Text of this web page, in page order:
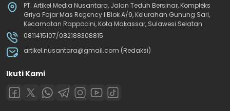
PT. Artikel Media Nusantara, Jalan Teduh Bersinar, Kompleks
Griya Fajar Mas Regency I Blok A/9, Kelurahan Gunung Sari,
Kecamatan Rappocini, Kota Makassar, Sulawesi Selatan
0811415107/082188308815
artikel.nusantara@gmail.com (Redaksi)
Ikuti Kami